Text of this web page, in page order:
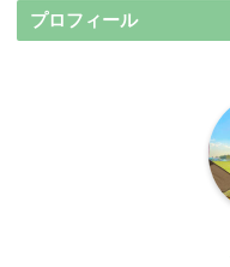
プロフィール